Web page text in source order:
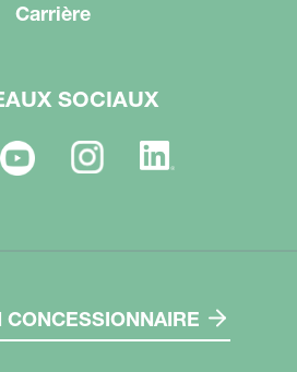
Carrière
SOCIAUX